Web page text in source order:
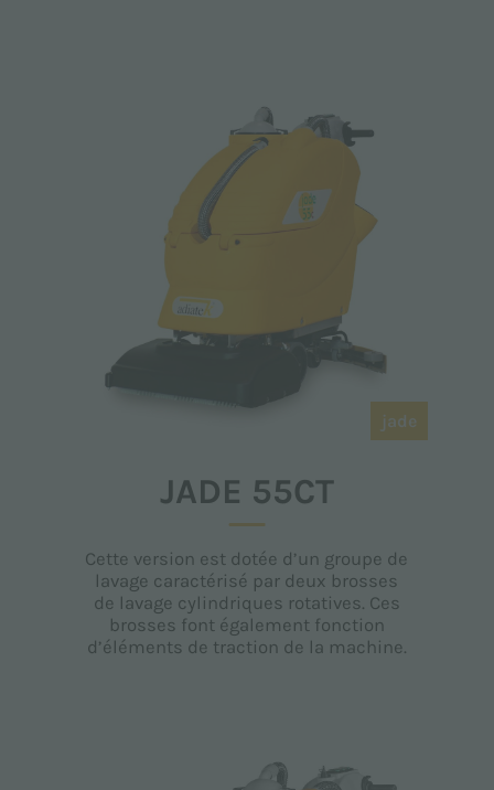
jade
JADE 55CT
Cette version est dotée d’un groupe de
lavage caractérisé par deux brosses
de lavage cylindriques rotatives. Ces
brosses font également fonction
d’éléments de traction de la machine.